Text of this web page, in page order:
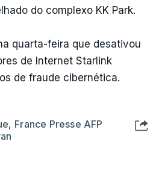
do complexo KK Park.
quarta-feira que desativou
de Internet Starlink
de fraude cibernética.
, France Presse AFP